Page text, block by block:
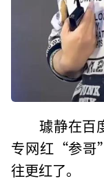
璩静在百
专网红“参哥
往更红了。